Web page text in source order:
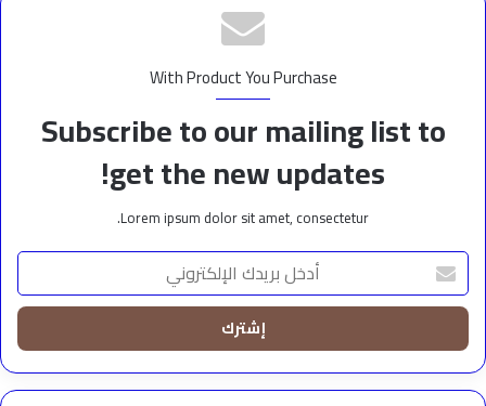
With Product You Purchase
Subscribe to our mailing list to
get the new updates!
Lorem ipsum dolor sit amet, consectetur.
أدخل
بريدك
الإلكتروني